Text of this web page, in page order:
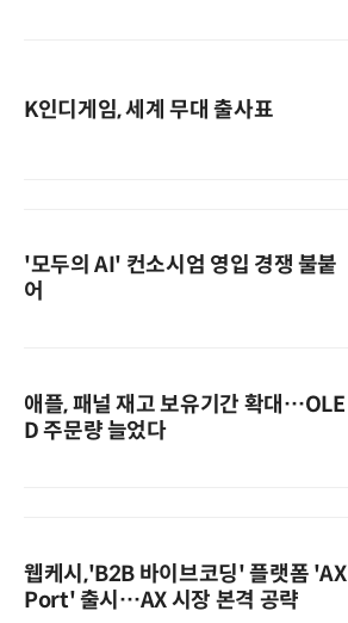
K인디게임, 세계 무대 출사표
'모두의 AI' 컨소시엄 영입 경쟁 불붙
어
애플, 패널 재고 보유기간 확대…OLE
D 주문량 늘었다
웹케시,'B2B 바이브코딩' 플랫폼 'AX
Port' 출시…AX 시장 본격 공략